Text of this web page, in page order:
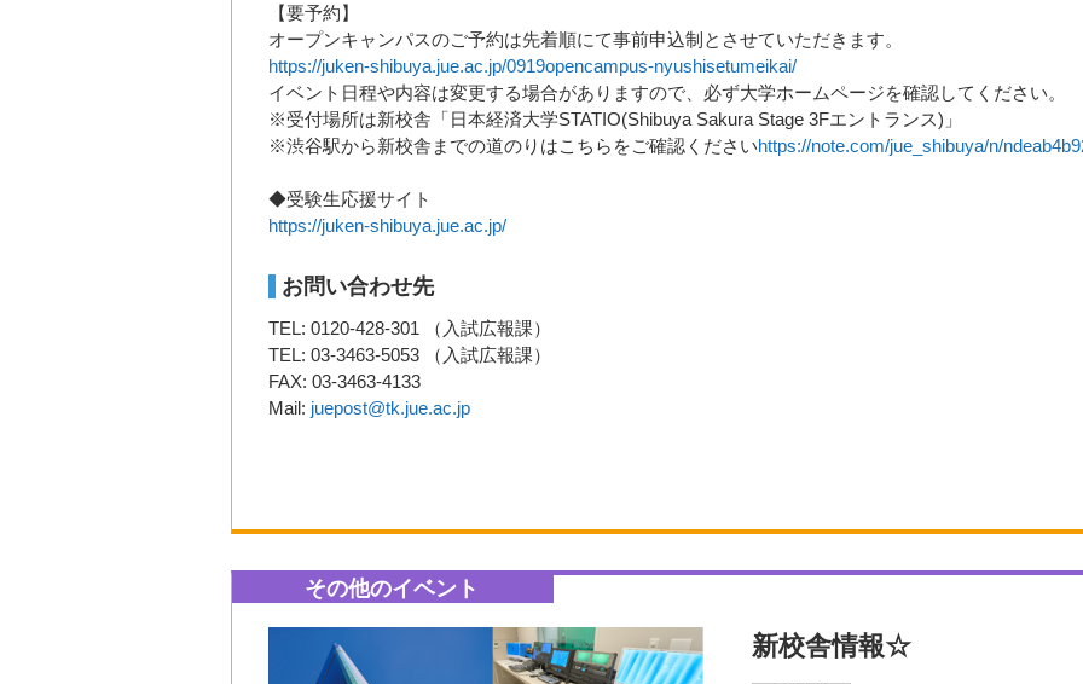
【要予約】
オープンキャンパスのご予約は先着順にて事前申込制とさせていただきます。
https://juken-shibuya.jue.ac.jp/0919opencampus-nyushisetumeikai/
イベント日程や内容は変更する場合がありますので、必ず大学ホームページを確認してください。
※受付場所は新校舎「日本経済大学STATIO(Shibuya Sakura Stage 3Fエントランス)」
※渋谷駅から新校舎までの道のりはこちらをご確認くださいhttps://note.com/jue_shibuya/n/
◆受験生応援サイト
https://juken-shibuya.jue.ac.jp/
お問い合わせ先
TEL: 0120-428-301 （入試広報課）
TEL: 03-3463-5053 （入試広報課）
FAX: 03-3463-4133
Mail: juepost@tk.jue.ac.jp
その他のイベント
新校舎情報☆